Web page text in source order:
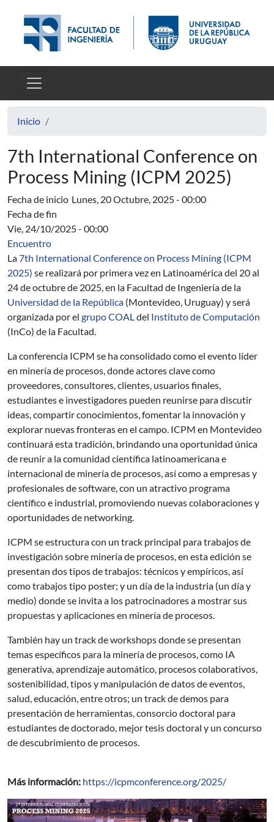
Inicio
7th International Conference on
Process Mining (ICPM 2025)
Fecha de inicio Lunes, 20 Octubre, 2025 - 00:00
Fecha de fin
Vie, 24/10/2025 - 00:00
Encuentro
La7th International Conference on Process Mining (ICPM
2025) se realizará por primera vez en Latinoamérica del 20 al
24 de octubre de 2025, en la Facultad de Ingeniería de la
Universidad de la República (Montevideo, Uruguay) y será
organizada por el grupo COALdel Instituto de Computación
(InCo) de la Facultad.
La conferencia ICPM se ha consolidado como el evento líder
en minería de procesos, donde actores clave como
proveedores, consultores, clientes, usuarios finales,
estudiantes e investigadores pueden reunirse para discutir
ideas, compartir conocimientos, fomentar la innovación y
explorar nuevas fronteras en el campo. ICPM en Montevideo
continuará esta tradición, brindando una oportunidad única
de reunir a la comunidad científica latinoamericana e
internacional de minería de procesos, así como a empresas y
profesionales de software, con un atractivo programa
científico e industrial, promoviendo nuevas colaboraciones y
oportunidades de networking.
ICPM se estructura con un track principal para trabajos de
investigación sobre minería de procesos, en esta edición se
presentan dos tipos de trabajos: técnicos y empíricos, así
como trabajos tipo poster; y un día de la industria (un día y
medio) donde se invita a los patrocinadores a mostrar sus
propuestas y aplicaciones en minería de procesos.
También hay un track de workshops donde se presentan
temas específicos para la minería de procesos, como IA
generativa, aprendizaje automático, procesos colaborativos,
sostenibilidad, tipos y manipulación de datos de eventos,
salud, educación, entre otros; un track de demos para
presentación de herramientas, consorcio doctoral para
estudiantes de doctorado, mejor tesis doctoral y un concurso
de descubrimiento de procesos.
Más información: https://icpmconference.org/2025/